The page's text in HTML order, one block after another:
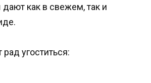
дают как в свежем, так и
угоститься: